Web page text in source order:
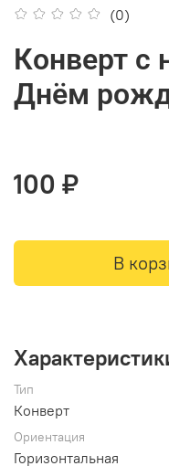
(0)
Конверт с
Днём
100 ₽
В
Тип
Конверт
Ориентация
Горизонтальная